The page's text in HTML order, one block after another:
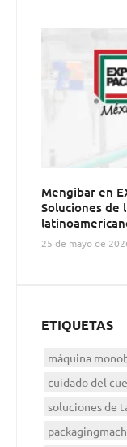
Mengibar en
Soluciones de
25 de mayo de
ETIQUETAS
máquina
cuidado del
soluciones de